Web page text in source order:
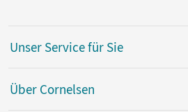
Unser Service für Sie
Über Cornelsen